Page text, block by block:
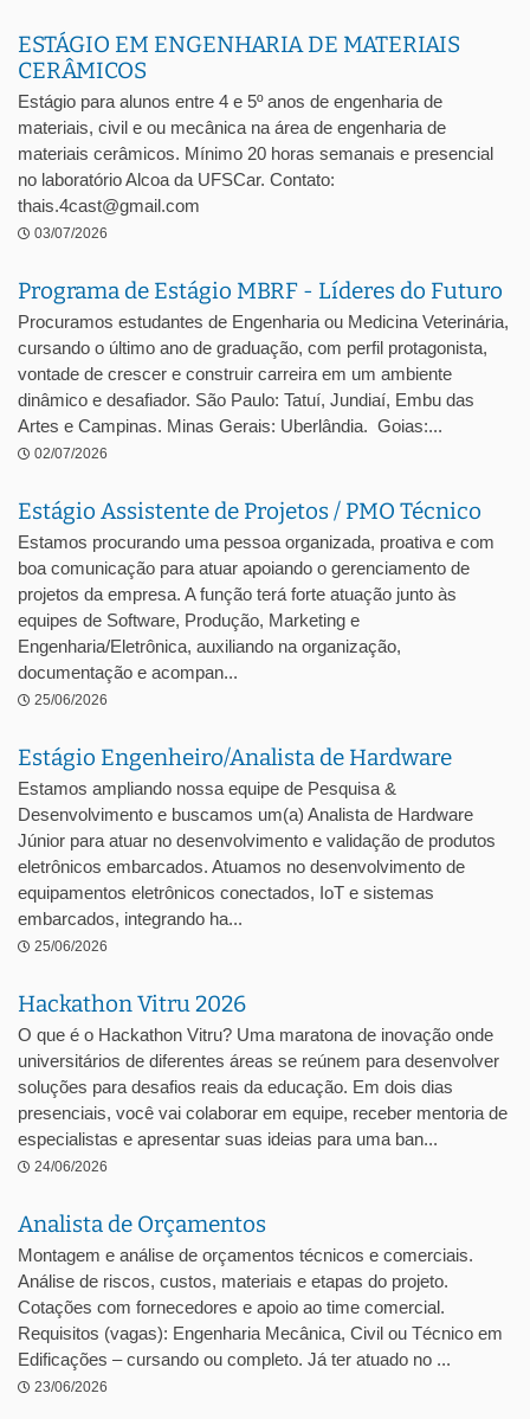
ESTÁGIO EM ENGENHARIA DE MATERIAIS
CERÂMICOS
Estágio para alunos entre 4 e 5º anos de engenharia de
materiais, civil e ou mecânica na área de engenharia de
materiais cerâmicos. Mínimo 20 horas semanais e presencial
no laboratório Alcoa da UFSCar. Contato:
thais.4cast@gmail.com
03/07/2026
Programa de Estágio MBRF - Líderes do Futuro
Procuramos estudantes de Engenharia ou Medicina Veterinária,
cursando o último ano de graduação, com perfil protagonista,
vontade de crescer e construir carreira em um ambiente
dinâmico e desafiador. São Paulo: Tatuí, Jundiaí, Embu das
Artes e Campinas. Minas Gerais: Uberlândia. Goias:...
02/07/2026
Estágio Assistente de Projetos / PMO Técnico
Estamos procurando uma pessoa organizada, proativa e com
boa comunicação para atuar apoiando o gerenciamento de
projetos da empresa. A função terá forte atuação junto às
equipes de Software, Produção, Marketing e
Engenharia/Eletrônica, auxiliando na organização,
documentação e acompan...
25/06/2026
Estágio Engenheiro/Analista de Hardware
Estamos ampliando nossa equipe de Pesquisa &
Desenvolvimento e buscamos um(a) Analista de Hardware
Júnior para atuar no desenvolvimento e validação de produtos
eletrônicos embarcados. Atuamos no desenvolvimento de
equipamentos eletrônicos conectados, IoT e sistemas
embarcados, integrando ha...
25/06/2026
Hackathon Vitru 2026
O que é o Hackathon Vitru? Uma maratona de inovação onde
universitários de diferentes áreas se reúnem para desenvolver
soluções para desafios reais da educação. Em dois dias
presenciais, você vai colaborar em equipe, receber mentoria de
especialistas e apresentar suas ideias para uma ban...
24/06/2026
Analista de Orçamentos
Montagem e análise de orçamentos técnicos e comerciais.
Análise de riscos, custos, materiais e etapas do projeto.
Cotações com fornecedores e apoio ao time comercial.
Requisitos (vagas): Engenharia Mecânica, Civil ou Técnico em
Edificações – cursando ou completo. Já ter atuado no ...
23/06/2026